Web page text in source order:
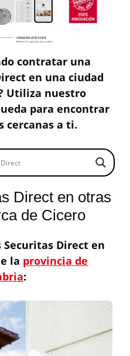
contratar una
en una ciudad
Utiliza nuestro
para encontrar
cercanas a ti.
Direct en otras
de Cicero
Securitas Direct en
la provincia de
: